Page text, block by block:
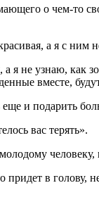
о чем-то
а я с ним
не узнаю, как
вместе,
и подарить
вас терять».
придет в